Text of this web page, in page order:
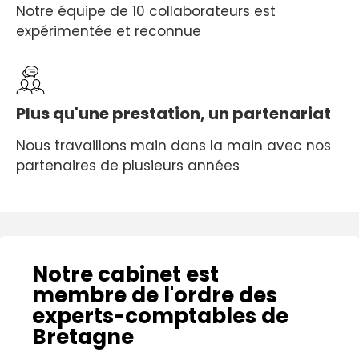
Notre équipe de 10 collaborateurs est
expérimentée et reconnue
Plus qu'une prestation, un partenariat
Nous travaillons main dans la main avec nos
partenaires de plusieurs années
Notre cabinet est
membre de l'ordre des
experts-comptables de
Bretagne